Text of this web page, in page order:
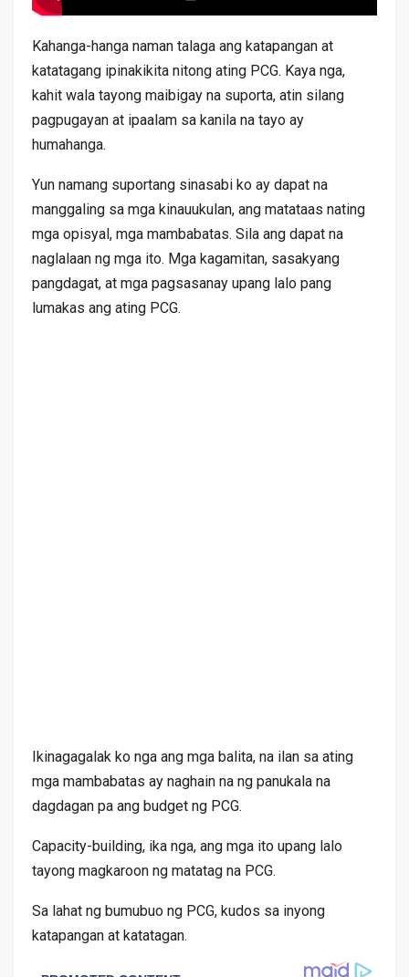
Kahanga-hanga naman talaga ang katapangan at
katatagang ipinakikita nitong ating PCG. Kaya nga,
kahit wala tayong maibigay na suporta, atin silang
pagpugayan at ipaalam sa kanila na tayo ay
humahanga.
Yun namang suportang sinasabi ko ay dapat na
manggaling sa mga kinauukulan, ang matataas nating
mga opisyal, mga mambabatas. Sila ang dapat na
naglalaan ng mga ito. Mga kagamitan, sasakyang
pangdagat, at mga pagsasanay upang lalo pang
lumakas ang ating PCG.
Ikinagagalak ko nga ang mga balita, na ilan sa ating
mga mambabatas ay naghain na ng panukala na
dagdagan pa ang budget ng PCG.
Capacity-building, ika nga, ang mga ito upang lalo
tayong magkaroon ng matatag na PCG.
Sa lahat ng bumubuo ng PCG, kudos sa inyong
katapangan at katatagan.